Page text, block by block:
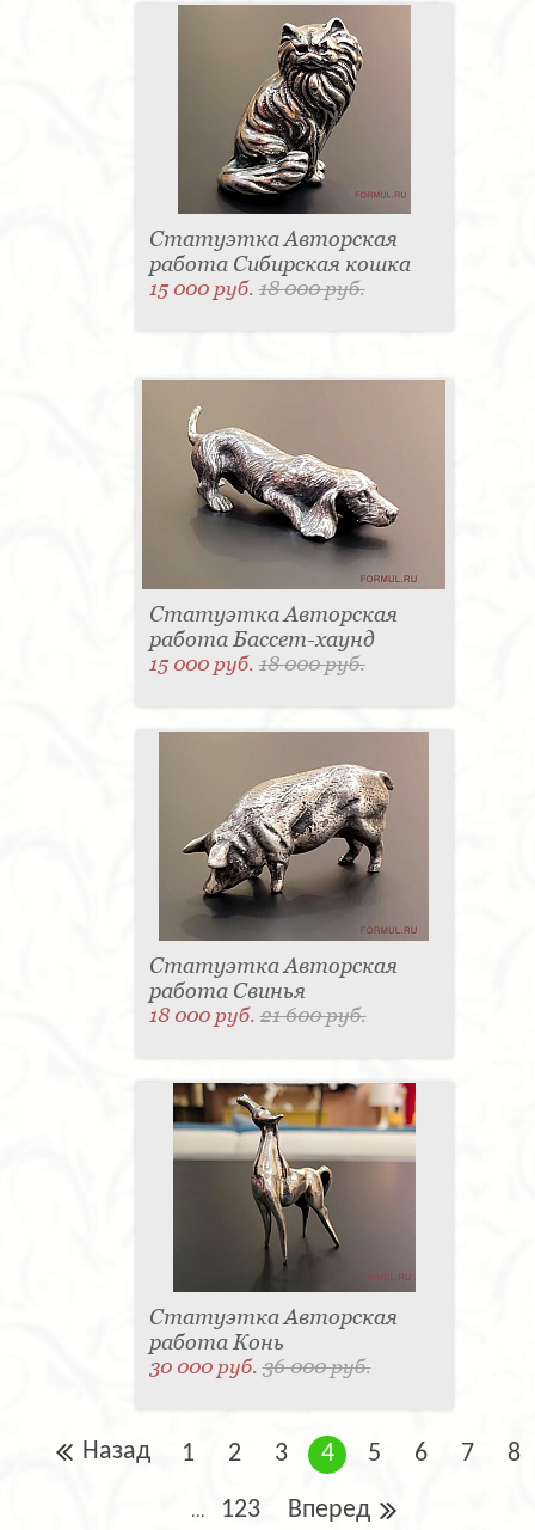
Статуэтка Авторская
работа Сибирская кошка
15 000 руб.18 000 руб.
Статуэтка Авторская
работа Бассет-хаунд
15 000 руб.18 000 руб.
Статуэтка Авторская
работа Свинья
18 000 руб.21 600 руб.
Статуэтка Авторская
работа Конь
30 000 руб.36 000 руб.
Назад 1 2 3 4 5 6 7 8
... 123 Вперед